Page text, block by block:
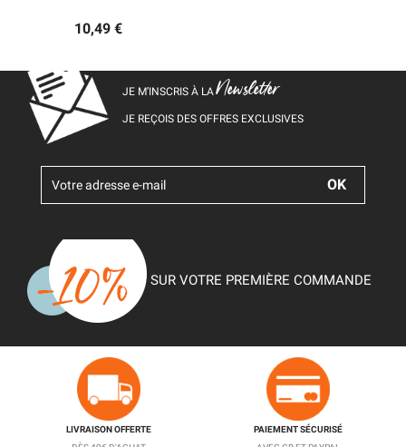
10,49 €
JE M’INSCRIS À LANewsletter
JE REÇOIS DES OFFRES EXCLUSIVES
SUR VOTRE PREMIÈRE COMMANDE
LIVRAISON OFFERTE
PAIEMENT SÉCURISÉ